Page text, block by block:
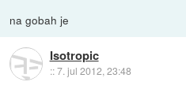
na gobah je
Isotropic
::7. jul 2012, 23:48